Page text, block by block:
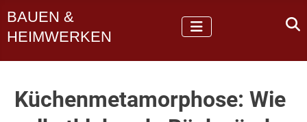
BAUEN &
HEIMWERKEN
Küchenmetamorphose: Wie